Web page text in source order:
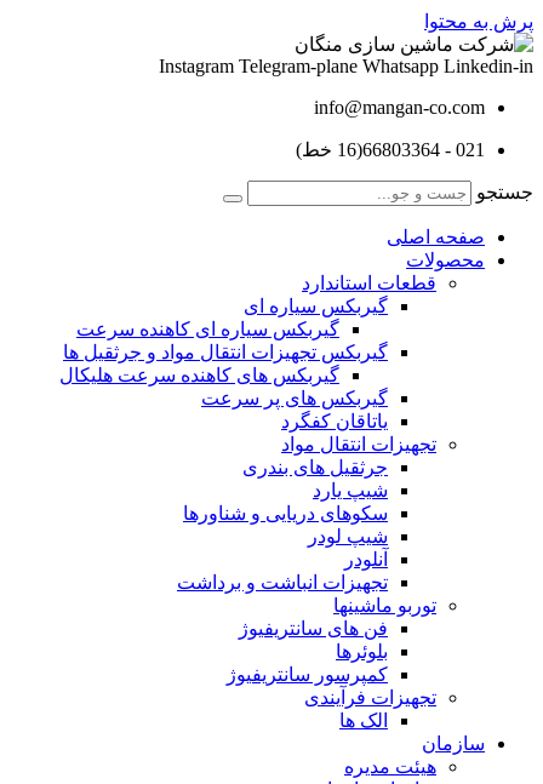
پرش به محتوا
Instagram Telegram-plane Whatsapp Linkedin-in
info@mangan-co.com
021 - 66803364(16 خط)
جستجو
صفحه اصلی
محصولات
قطعات استاندارد
گيربكس سياره ای
گيربكس سياره ای كاهنده سرعت
گيربكس تجهيزات انتقال مواد و جرثقيل ها
گيربكس های كاهنده سرعت هليكال
گيربكس های پر سرعت
ياتاقان كفگرد
تجهیزات انتقال مواد
جرثقیل های بندری
شیپ یارد
سکوهای دریایی و شناورها
شیپ لودر
آنلودر
تجهیزات انباشت و برداشت
توربو ماشینها
فن های سانتریفیوژ
بلوئرها
کمپرسور سانتریفیوژ
تجهیزات فرآیندی
الک ها
سازمان
هيئت مديره